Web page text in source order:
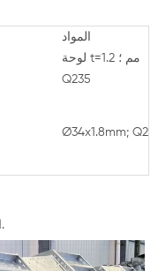
المواد
لوحة t=1.2 مم ؛
Q235
Ø34x1.8mm;
* التشطيب: تراجع الساخنة المجلفن ، رسمت.